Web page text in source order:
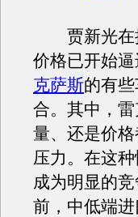
贾新光在
价格已开始逼
克萨斯的有
合。其中，
量、还是价
压力。在这
成为明显的
前，中低端